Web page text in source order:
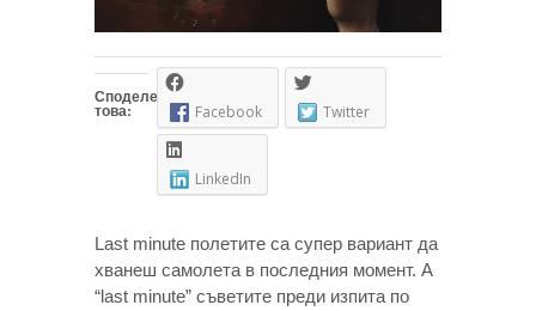
Споделете
това: Facebook Twitter
LinkedIn
Last minute полетите са супер вариант да
хванеш самолета в последния момент. А
“last minute” съветите преди изпита по